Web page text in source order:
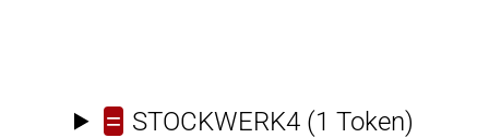
= STOCKWERK4 (1 Token)